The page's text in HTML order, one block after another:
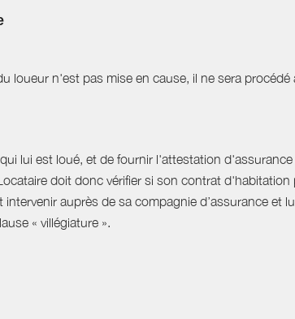
loueur n'est pas mise en cause, il ne sera procédé
lui est loué, et de fournir l'attestation d'assurance
doit donc vérifier si son contrat d'habitation
auprès de sa compagnie d’assurance et
« villégiature ».